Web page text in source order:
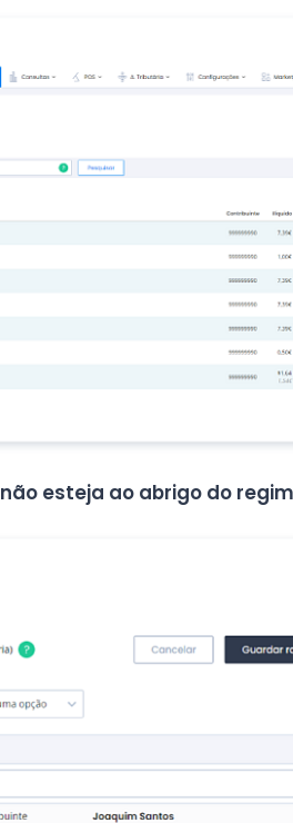
não esteja ao abrigo do